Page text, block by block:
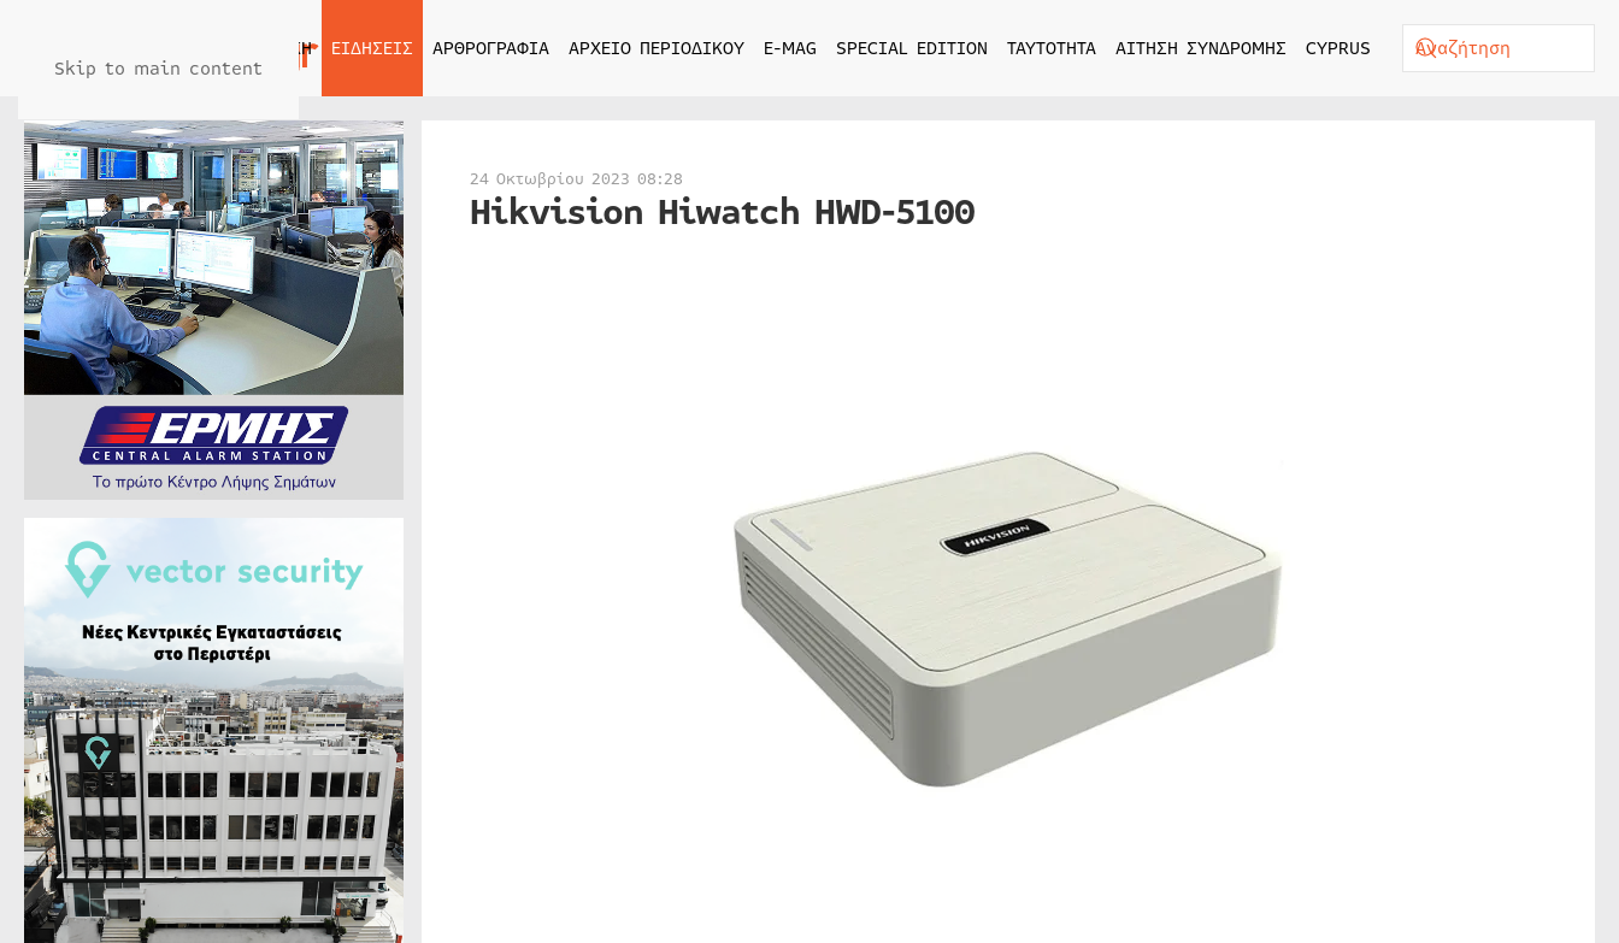
Skip to main content
ΑΡΧΙΚΗ ΕΙΔΗΣΕΙΣ ΑΡΘΡΟΓΡΑΦΙΑ ΑΡΧΕΙΟ ΠΕΡΙΟΔΙΚΟΥ E-MAG SPECIAL EDITION ΤΑΥΤΟΤΗΤΑ ΑΙΤΗΣΗ ΣΥΝΔΡΟΜΗΣ CYPRUS
24 Οκτωβρίου 2023 08:28
Hikvision Hiwatch HWD-5100